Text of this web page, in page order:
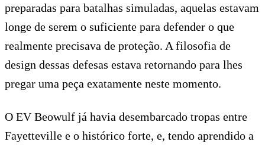
preparadas para batalhas simuladas, aquelas estavam
longe de serem o suficiente para defender o que
realmente precisava de proteção. A filosofia de
design dessas defesas estava retornando para lhes
pregar uma peça exatamente neste momento.
O EV Beowulf já havia desembarcado tropas entre
Fayetteville e o histórico forte, e, tendo aprendido a